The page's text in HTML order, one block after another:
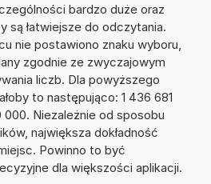
bardzo duże oraz
są łatwiejsze do odczytania.
nie postawiono znaku wyboru,
zgodnie ze zwyczajowym
liczb. Dla powyższego
to następująco: 1 436 681
Niezależnie od sposobu
największa dokładność
Powinno to być
dla większości aplikacji.